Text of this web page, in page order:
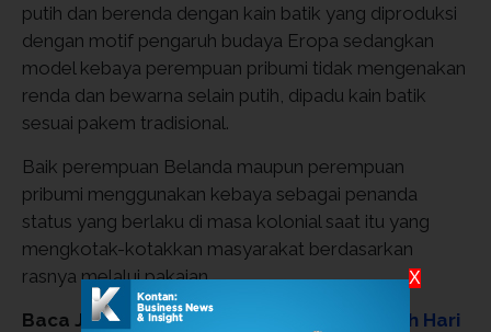
putih dan berenda dengan kain batik yang diproduksi
dengan motif pengaruh budaya Eropa sedangkan
model kebaya perempuan pribumi tidak mengenakan
renda dan bewarna selain putih, dipadu kain batik
sesuai pakem tradisional.
Baik perempuan Belanda maupun perempuan
pribumi menggunakan kebaya sebagai penanda
status yang berlaku di masa kolonial saat itu yang
mengkotak-kotakkan masyarakat berdasarkan
rasnya melalui pakaian.
Baca Juga:
Apa itu Bastille Day? Ini Sejarah Hari
X